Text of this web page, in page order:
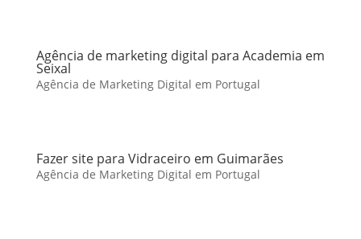
Agência de marketing digital para Academia em
Seixal
Agência de Marketing Digital em Portugal
Fazer site para Vidraceiro em Guimarães
Agência de Marketing Digital em Portugal